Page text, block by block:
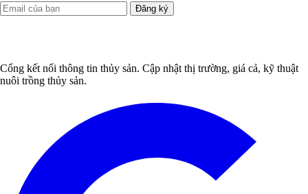
Đăng ký
Cổng kết nối thông tin thủy sản. Cập nhật thị trường, giá cả, kỹ thuật
nuôi trồng thủy sản.